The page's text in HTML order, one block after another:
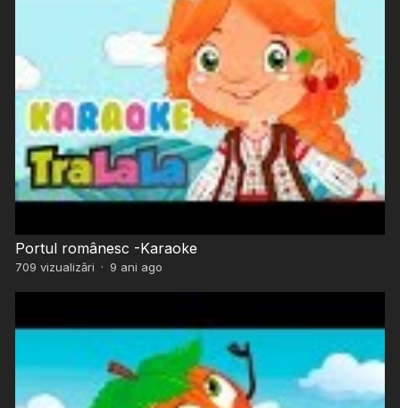
Portul românesc -Karaoke
709 vizualizări · 9 ani ago